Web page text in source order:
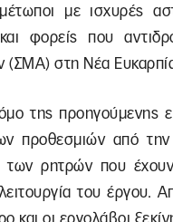
με ισχυρές
και φορείς που
στη Νέα
της προηγούμενης
προθεσμιών από
ρητρών που
του έργου.
και οι εργολάβοι